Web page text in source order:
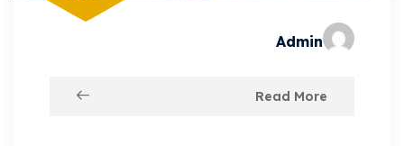
Admin
Read More